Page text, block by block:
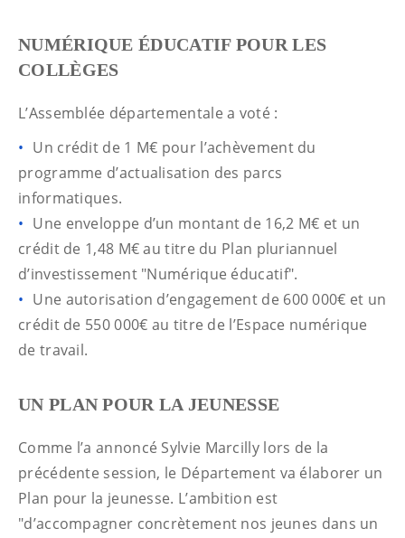
NUMÉRIQUE ÉDUCATIF POUR LES
COLLÈGES
L’Assemblée départementale a voté :
Un crédit de 1 M€ pour l’achèvement du
programme d’actualisation des parcs
informatiques.
Une enveloppe d’un montant de 16,2 M€ et un
crédit de 1,48 M€ au titre du Plan pluriannuel
d’investissement "Numérique éducatif".
Une autorisation d’engagement de 600 000€ et un
crédit de 550 000€ au titre de l’Espace numérique
de travail.
UN PLAN POUR LA JEUNESSE
Comme l’a annoncé Sylvie Marcilly lors de la
précédente session, le Département va élaborer un
Plan pour la jeunesse. L’ambition est
"d’accompagner concrètement nos jeunes dans un